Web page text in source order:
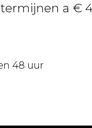
a €
48 uur